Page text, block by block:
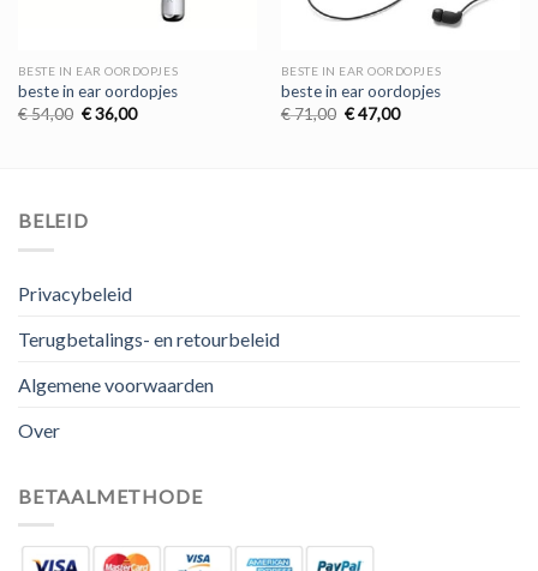
BESTE IN EAR OORDOPJES
beste in ear oordopjes
€54,00 Oorspronkelijke
€36,00Huidige
BESTE IN EAR OORDOPJES
beste in ear oordopjes
€71,00 Oorspronkelijke
€47,00Huidige
BELEID
Privacybeleid
Terugbetalings- en retourbeleid
Algemene voorwaarden
Over
BETAALMETHODE